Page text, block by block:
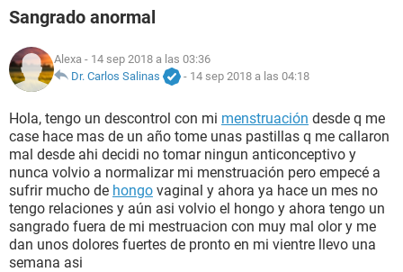
FAMILIA
NUTRICIÓN
BIENESTAR
SEXUALIDAD
GLOSARIO
Sangrado anormal
Alexa - 14 sep 2018 a las 03:36
Dr. Carlos Salinas
- 14 sep 2018 a las 04:18
Hola, tengo un descontrol con mi menstruación desde q me
case hace mas de un año tome unas pastillas q me callaron
mal desde ahi decidi no tomar ningun anticonceptivo y
nunca volvio a normalizar mi menstruación pero empecé a
sufrir mucho de hongo vaginal y ahora ya hace un mes no
tengo relaciones y aún asi volvio el hongo y ahora tengo un
sangrado fuera de mi mestruacion con muy mal olor y me
dan unos dolores fuertes de pronto en mi vientre llevo una
semana asi